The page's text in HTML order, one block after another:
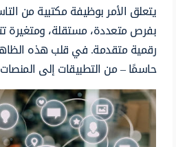
يتعلق الأمر بوظيفة مكتبية من
بفرص متعددة، مستقلة، ومتغيرة
رقمية متقدمة. في قلب هذه
حاسمًا – من التطبيقات إلى